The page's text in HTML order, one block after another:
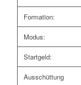
Formation:
Modus:
Startgeld:
Ausschüttung